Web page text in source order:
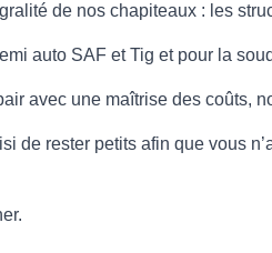
de nos chapiteaux : les
auto SAF et Tig et pour la
avec une maîtrise des coûts,
de rester petits afin que vous